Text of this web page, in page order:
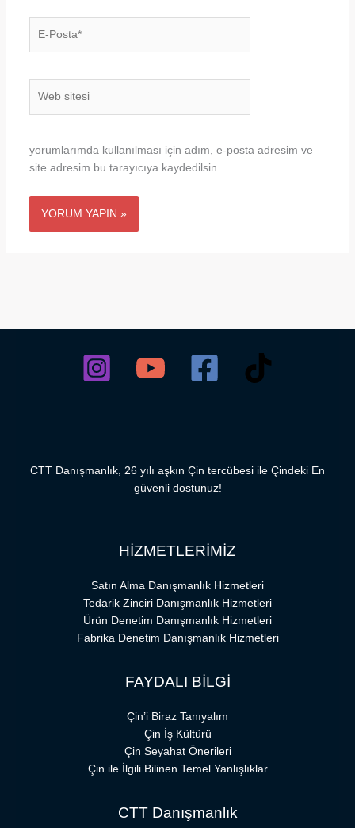
Posta*
yorumlarımda kullanılması için adım, e-posta adresim ve
site adresim bu tarayıcıya kaydedilsin.
CTT Danışmanlık, 26 yılı aşkın Çin tercübesi ile Çindeki En
güvenli dostunuz!
HİZMETLERİMİZ
Satın Alma Danışmanlık Hizmetleri
Tedarik Zinciri Danışmanlık Hizmetleri
Ürün Denetim Danışmanlık Hizmetleri
Fabrika Denetim Danışmanlık Hizmetleri
FAYDALI BİLGİ
Çin’i Biraz Tanıyalım
Çin İş Kültürü
Çin Seyahat Önerileri
Çin ile İlgili Bilinen Temel Yanlışlıklar
CTT Danışmanlık